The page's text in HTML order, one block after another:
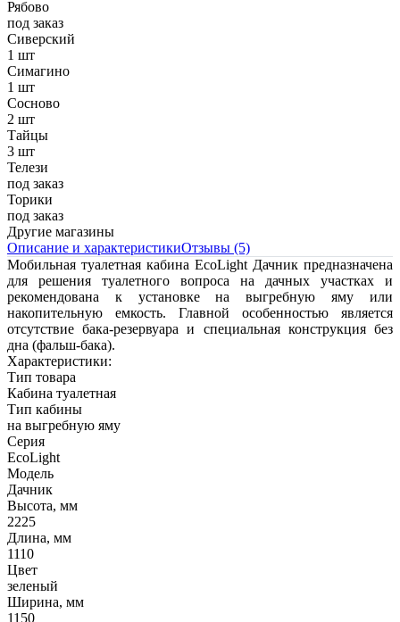
Рябово
под заказ
Сиверский
1 шт
Симагино
1 шт
Сосново
2 шт
Тайцы
3 шт
Телези
под заказ
Торики
под заказ
Другие магазины
Описание и характеристикиОтзывы (5)
Мобильная туалетная кабина EcoLight Дачник предназначена
для решения туалетного вопроса на дачных участках и
рекомендована к установке на выгребную яму или
накопительную емкость. Главной особенностью является
отсутствие бака-резервуара и специальная конструкция без
дна (фальш-бака).
Характеристики:
Тип товара
Кабина туалетная
Тип кабины
на выгребную яму
Серия
EcoLight
Модель
Дачник
Высота, мм
2225
Длина, мм
1110
Цвет
зеленый
Ширина, мм
1150